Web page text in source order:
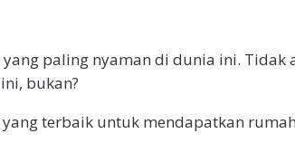
paling nyaman di dunia ini. Tidak
bukan?
terbaik untuk mendapatkan